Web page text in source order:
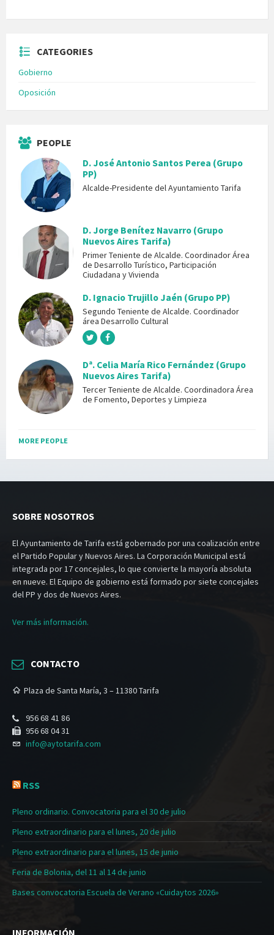
CATEGORIES
Gobierno
Oposición
PEOPLE
D. José Antonio Santos Perea (Grupo
PP)
Alcalde-Presidente del Ayuntamiento Tarifa
D. Jorge Benítez Navarro (Grupo
Nuevos Aires Tarifa)
Primer Teniente de Alcalde. Coordinador Área
de Desarrollo Turístico, Participación
Ciudadana y Vivienda
D. Ignacio Trujillo Jaén (Grupo PP)
Segundo Teniente de Alcalde. Coordinador
área Desarrollo Cultural
Dª. Celia María Rico Fernández (Grupo
Nuevos Aires Tarifa)
Tercer Teniente de Alcalde. Coordinadora Área
de Fomento, Deportes y Limpieza
MORE PEOPLE
SOBRE NOSOTROS
El Ayuntamiento de Tarifa está gobernado por una coalización entre
el Partido Popular y Nuevos Aires. La Corporación Municipal está
integrada por 17 concejales, lo que convierte la mayoría absoluta
en nueve. El Equipo de gobierno está formado por siete concejales
del PP y dos de Nuevos Aires.
Ver más información.
CONTACTO
Plaza de Santa María, 3 – 11380 Tarifa
956 68 41 86
956 68 04 31
info@aytotarifa.com
RSS
Pleno ordinario. Convocatoria para el 30 de julio
Pleno extraordinario para el lunes, 20 de julio
Pleno extraordinario para el lunes, 15 de junio
Feria de Bolonia, del 11 al 14 de junio
Bases convocatoria Escuela de Verano «Cuidaytos 2026»